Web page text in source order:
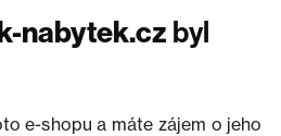
nabytek.cz byl
e-shopu a máte zájem o jeho